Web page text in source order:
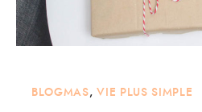
BLOGMAS,VIE PLUS SIMPLE